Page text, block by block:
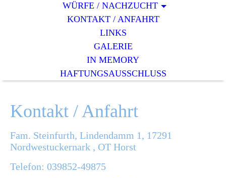
WÜRFE / NACHZUCHT
KONTAKT / ANFAHRT
LINKS
GALERIE
IN MEMORY
HAFTUNGSAUSSCHLUSS
Kontakt / Anfahrt
Fam. Steinfurth, Lindendamm 1, 17291
Nordwestuckernark , OT Horst
Telefon: 039852-49875